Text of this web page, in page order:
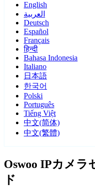
English
العربية
Deutsch
Español
Français
हिन्दी
Bahasa Indonesia
Italiano
日本語
한국어
Polski
Português
Tiếng Việt
中文(简体)
中文(繁體)
Oswoo IPカメラ
ド